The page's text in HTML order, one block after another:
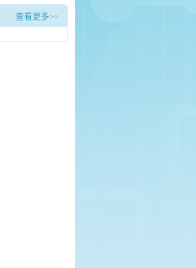
项目（二次） 中标候选人公示
查看更多>>